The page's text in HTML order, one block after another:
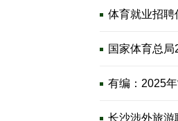
体育就业招聘
国家体育总
有编：2025
长沙涉外旅游